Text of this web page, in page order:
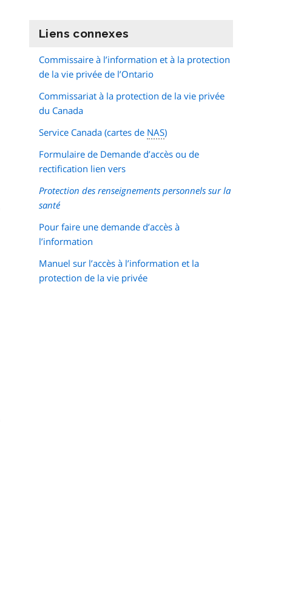
Liens connexes
Commissaire à l’information et à la protection
de la vie privée de l’Ontario
Commissariat à la protection de la vie privée
du Canada
Service Canada (cartes de NAS)
Formulaire de Demande d’accès ou de
rectification lien vers
Protection des renseignements personnels sur la
santé
Pour faire une demande d’accès à
l’information
Manuel sur l’accès à l’information et la
protection de la vie privée